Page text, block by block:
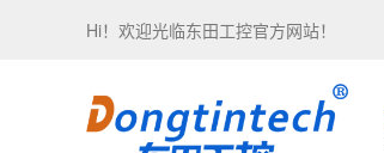
Hi！欢迎光临东田工控官方网站！